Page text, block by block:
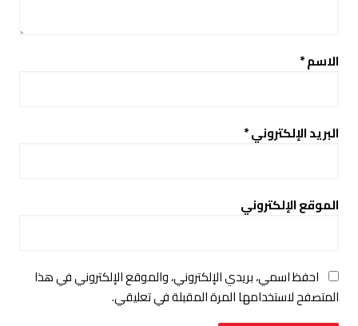
الاسم*
البريد الإلكتروني*
الموقع الإلكتروني
احفظ اسمي، بريدي الإلكتروني، والموقع الإلكتروني في هذا
المتصفح لاستخدامها المرة المقبلة في تعليقي.